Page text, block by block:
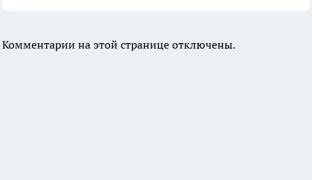
Комментарии на этой странице отключены.